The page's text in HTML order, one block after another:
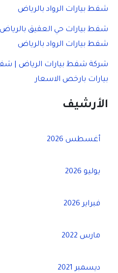
شفط بيارات الرواد بالرياض
شفط بيارات حي العقيق
شفط بيارات الرواد بالرياض
شركة شفط بيارات الرياض |
بيارات بارخص الاسعار
الأرشيف
أغسطس 2026
يوليو 2026
فبراير 2026
مارس 2022
ديسمبر 2021